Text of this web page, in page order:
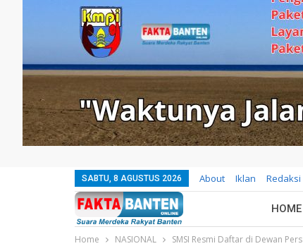
SABTU, 8 AGUSTUS 2026 About Iklan Redaksi
HOME
Home NASIONAL SMSI Resmi Daftar di Dewan Pers